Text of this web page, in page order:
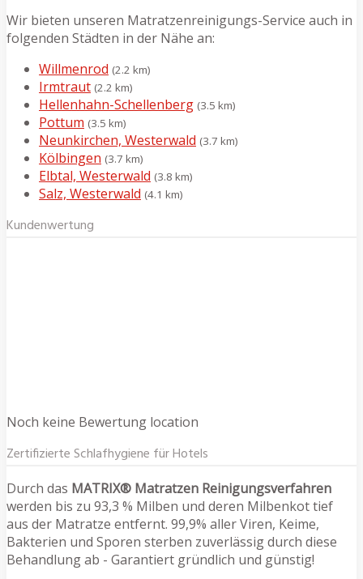
Wir bieten unseren Matratzenreinigungs-Service auch in
folgenden Städten in der Nähe an:
Willmenrod (2.2 km)
Irmtraut (2.2 km)
Hellenhahn-Schellenberg (3.5 km)
Pottum (3.5 km)
Neunkirchen, Westerwald (3.7 km)
Kölbingen (3.7 km)
Elbtal, Westerwald (3.8 km)
Salz, Westerwald (4.1 km)
Kundenwertung
Noch keine Bewertung location
Zertifizierte Schlafhygiene für Hotels
Durch das MATRIX® Matratzen Reinigungsverfahren
werden bis zu 93,3 % Milben und deren Milbenkot tief
aus der Matratze entfernt. 99,9% aller Viren, Keime,
Bakterien und Sporen sterben zuverlässig durch diese
Behandlung ab - Garantiert gründlich und günstig!